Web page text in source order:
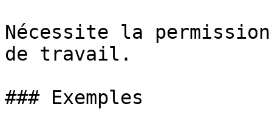
Nécessite la
de travail.
### Exemples